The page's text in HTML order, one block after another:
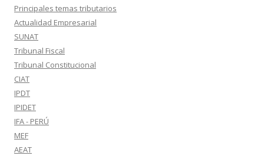
Principales temas tributarios
Actualidad Empresarial
SUNAT
Tribunal Fiscal
Tribunal Constitucional
CIAT
IPDT
IPIDET
IFA - PERÚ
MEF
AEAT